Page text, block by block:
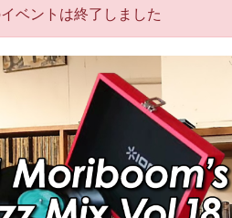
ベントは終了しました